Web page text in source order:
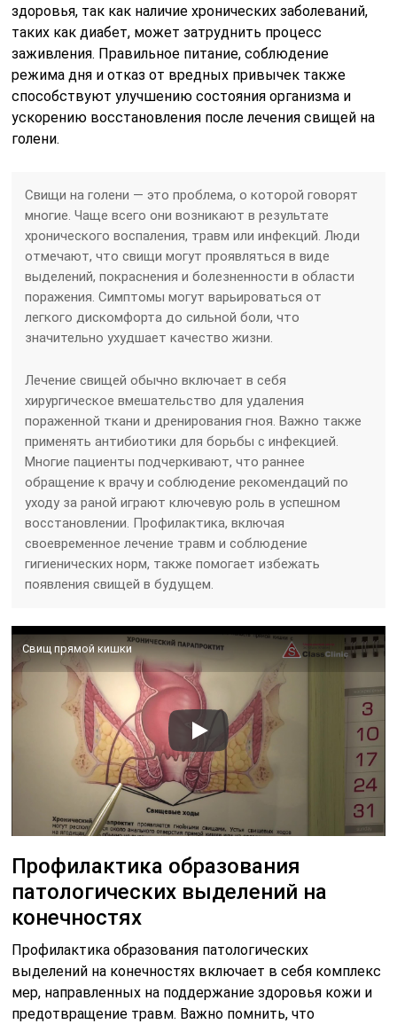
здоровья, так как наличие хронических заболеваний,
таких как диабет, может затруднить процесс
заживления. Правильное питание, соблюдение
режима дня и отказ от вредных привычек также
способствуют улучшению состояния организма и
ускорению восстановления после лечения свищей на
голени.
Свищи на голени — это проблема, о которой говорят
многие. Чаще всего они возникают в результате
хронического воспаления, травм или инфекций. Люди
отмечают, что свищи могут проявляться в виде
выделений, покраснения и болезненности в области
поражения. Симптомы могут варьироваться от
легкого дискомфорта до сильной боли, что
значительно ухудшает качество жизни.
Лечение свищей обычно включает в себя
хирургическое вмешательство для удаления
пораженной ткани и дренирования гноя. Важно также
применять антибиотики для борьбы с инфекцией.
Многие пациенты подчеркивают, что раннее
обращение к врачу и соблюдение рекомендаций по
уходу за раной играют ключевую роль в успешном
восстановлении. Профилактика, включая
своевременное лечение травм и соблюдение
гигиенических норм, также помогает избежать
появления свищей в будущем.
Свищ прямой кишки
Профилактика образования
патологических выделений на
конечностях
Профилактика образования патологических
выделений на конечностях включает в себя комплекс
мер, направленных на поддержание здоровья кожи и
предотвращение травм. Важно помнить, что